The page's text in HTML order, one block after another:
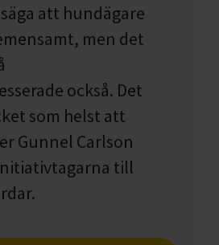
att hundägare
men det
också. Det
som helst att
Gunnel Carlson
till